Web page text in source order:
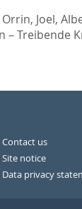
Orrin, Joel,
– Treibende
Contact us
Site notice
Data privacy